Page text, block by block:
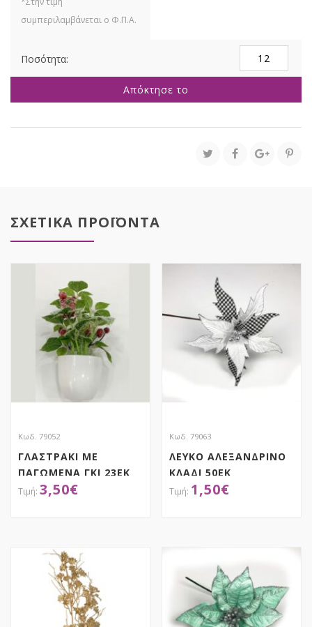
ΑΛΕΞΑΝΔΡΙΝΟ
ΚΛΑΔΙ
ΠΟΥΠΟΥΛΑ
Απόκτησε το
ΣΧΕΤΙΚΑ ΠΡΟΪΟΝΤΑ
Κωδ. 79052
ΓΛΑΣΤΡΑΚΙ ΜΕ
ΠΑΓΩΜΕΝΑ ΓΚΙ 23ΕΚ
3,50€
Κωδ. 79063
ΛΕΥΚΟ ΑΛΕΞΑΝΔΡΙΝΟ
ΚΛΑΔΙ 50ΕΚ
ΚΑΡΩ(ΛΕΥΚΟ-ΜΑΥΡΟ)
1,50€